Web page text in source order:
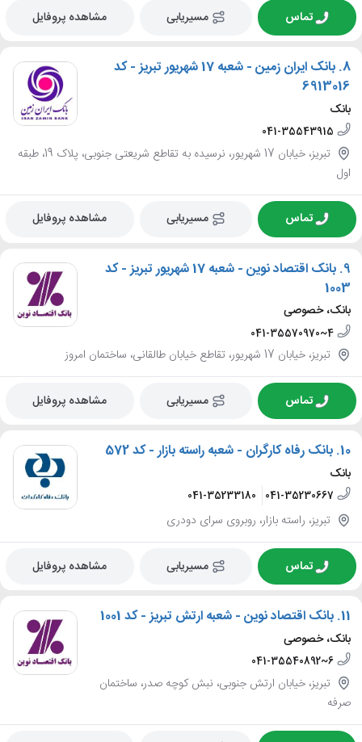
تماس مسیریابی مشاهده پروفایل
8.
بانک ایران زمین - شعبه 17 شهریور تبریز - کد
6913016
بانک
041-35543915
تبریز، خیابان 17 شهریور، نرسیده به تقاطع شریعتی جنوبی، پلاک 19، طبقه
اول
تماس مسیریابی مشاهده پروفایل
9.
بانک اقتصاد نوین - شعبه 17 شهریور تبریز - کد
1003
بانک، خصوصی
041-35570970~4
تبریز، خیابان 17 شهریور، تقاطع خیابان طالقانی، ساختمان امروز
تماس مسیریابی مشاهده پروفایل
10. بانک رفاه کارگران - شعبه راسته بازار - کد 572
بانک
041-35230667
041-35233180
تبریز، راسته بازار، روبروی سرای دودری
تماس مسیریابی مشاهده پروفایل
11. بانک اقتصاد نوین - شعبه ارتش تبریز - کد 1001
بانک، خصوصی
041-35540892~6
تبریز، خیابان ارتش جنوبی، نبش کوچه صدر، ساختمان
صرفه